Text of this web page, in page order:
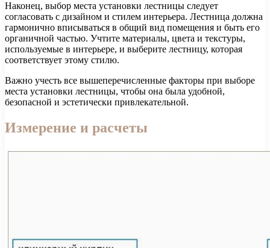
Наконец, выбор места установки лестницы следует
согласовать с дизайном и стилем интерьера. Лестница должна
гармонично вписываться в общий вид помещения и быть его
органичной частью. Учтите материалы, цвета и текстуры,
используемые в интерьере, и выберите лестницу, которая
соответствует этому стилю.
Важно учесть все вышеперечисленные факторы при выборе
места установки лестницы, чтобы она была удобной,
безопасной и эстетически привлекательной.
Измерение и расчеты